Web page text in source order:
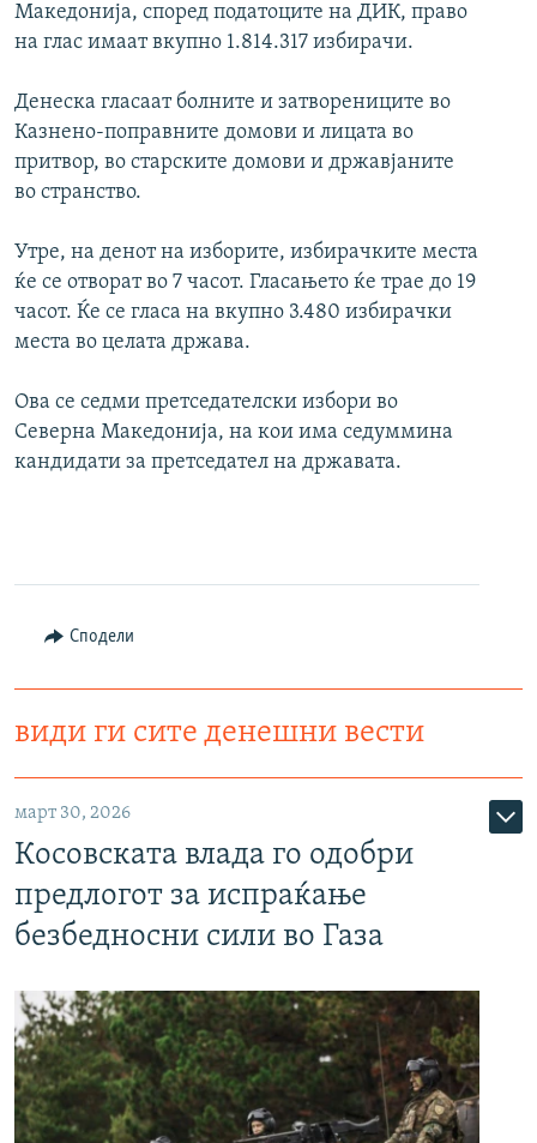
Македонија, според податоците на ДИК, право
на глас имаат вкупно 1.814.317 избирачи.
Денеска гласаат болните и затворениците во
Казнено-поправните домови и лицата во
притвор, во старските домови и државјаните
во странство.
Утре, на денот на изборите, избирачките места
ќе се отворат во 7 часот. Гласањето ќе трае до 19
часот. Ќе се гласа на вкупно 3.480 избирачки
места во целата држава.
Ова се седми претседателски избори во
Северна Македонија, на кои има седуммина
кандидати за претседател на државата.
Сподели
види ги сите денешни вести
март 30, 2026
Косовската влада го одобри
предлогот за испраќање
безбедносни сили во Газа